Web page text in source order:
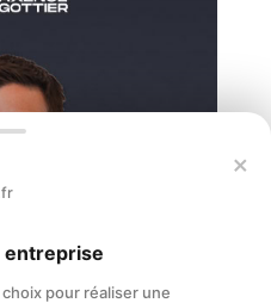
×
pour réaliser une